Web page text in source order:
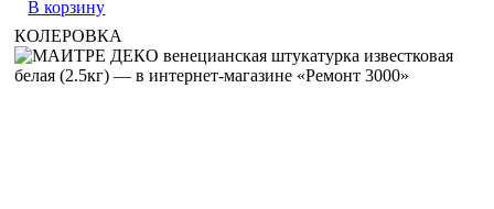
В корзину
КОЛЕРОВКА